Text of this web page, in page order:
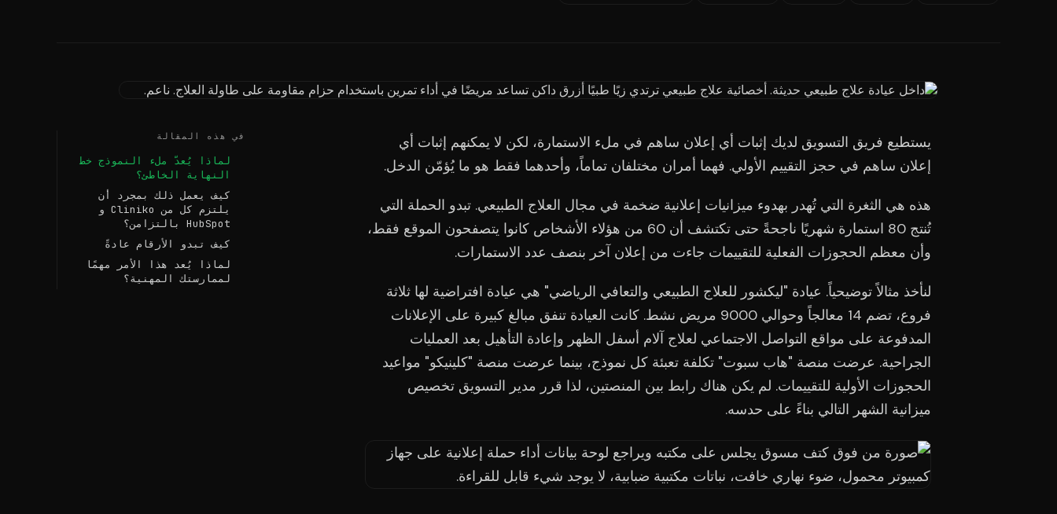
يستطيع فريق التسويق لديك إثبات أي إعلان ساهم في ملء الاستمارة، لكن لا يمكنهم إثبات أي
إعلان ساهم في حجز التقييم الأولي. فهما أمران مختلفان تماماً، وأحدهما فقط هو ما يُؤمّن الدخل.
هذه هي الثغرة التي تُهدر بهدوء ميزانيات إعلانية ضخمة في مجال العلاج الطبيعي. تبدو الحملة التي
تُنتج 80 استمارة شهريًا ناجحةً حتى تكتشف أن 60 من هؤلاء الأشخاص كانوا يتصفحون الموقع فقط،
وأن معظم الحجوزات الفعلية للتقييمات جاءت من إعلان آخر بنصف عدد الاستمارات.
لنأخذ مثالاً توضيحياً. عيادة "ليكشور للعلاج الطبيعي والتعافي الرياضي" هي عيادة افتراضية لها ثلاثة
فروع، تضم 14 معالجاً وحوالي 9000 مريض نشط. كانت العيادة تنفق مبالغ كبيرة على الإعلانات
المدفوعة على مواقع التواصل الاجتماعي لعلاج آلام أسفل الظهر وإعادة التأهيل بعد العمليات
الجراحية. عرضت منصة "هاب سبوت" تكلفة تعبئة كل نموذج، بينما عرضت منصة "كلينيكو" مواعيد
الحجوزات الأولية للتقييمات. لم يكن هناك رابط بين المنصتين، لذا قرر مدير التسويق تخصيص
ميزانية الشهر التالي بناءً على حدسه.
في هذه المقالة
لماذا يُعدّ ملء النموذج خط
النهاية الخاطئ؟
كيف يعمل ذلك بمجرد أن
يلتزم كل من Cliniko و
HubSpot بالتزامن؟
كيف تبدو الأرقام عادةً
لماذا يُعد هذا الأمر مهمًا
لممارستك المهنية؟